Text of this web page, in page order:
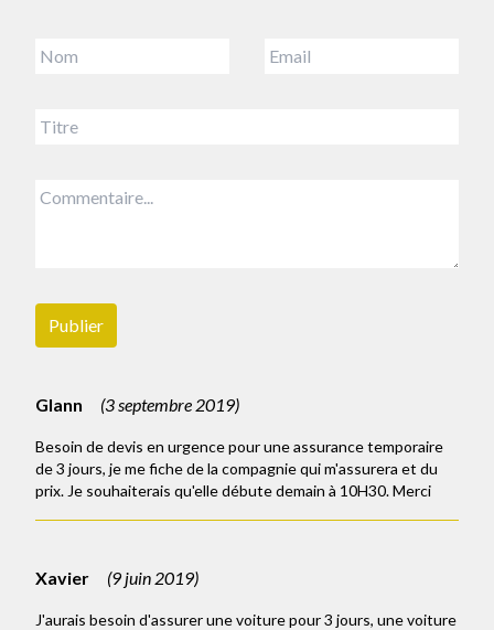
Publier
Glann (3 septembre 2019)
Besoin de devis en urgence pour une assurance temporaire
de 3 jours, je me fiche de la compagnie qui m'assurera et du
prix. Je souhaiterais qu'elle débute demain à 10H30. Merci
Xavier (9 juin 2019)
J'aurais besoin d'assurer une voiture pour 3 jours, une voiture